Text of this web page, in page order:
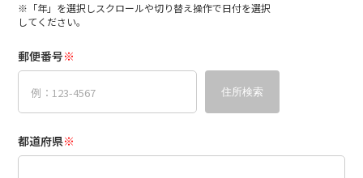
※「年」を選択しスクロールや切り替え操作で日付を選択
してください。
郵便番号※
住所検索
都道府県※